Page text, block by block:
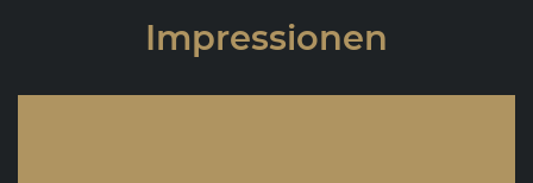
Impressionen